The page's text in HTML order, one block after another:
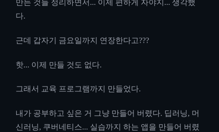
만든 것들 정리하면서... 이제 편하게 자야지... 생각했
다.
근데 갑자기 금요일까지 연장한다고???
핫... 이제 만들 것도 없다.
그래서 교육 프로그램까지 만들었다.
내가 공부하고 싶은 거 그냥 만들어 버렸다. 딥러닝, 머
신러닝, 쿠버네티스... 실습까지 하는 앱을 만들어 버렸